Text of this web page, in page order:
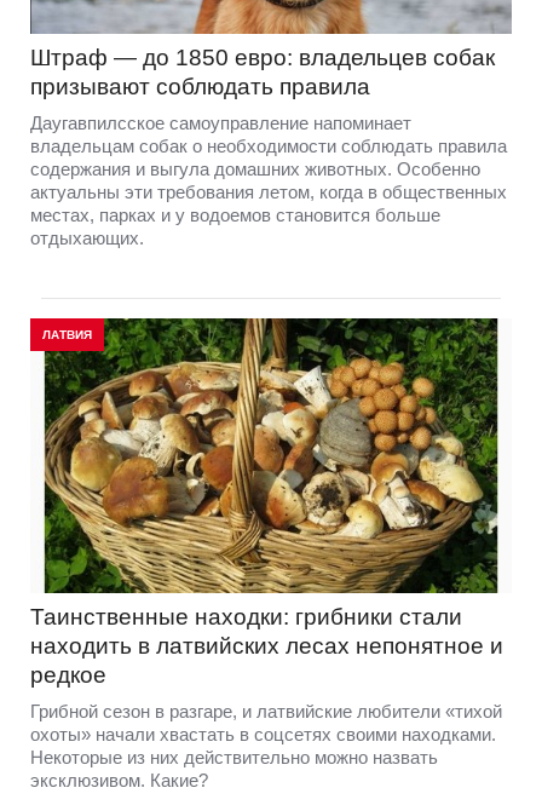
Штраф — до 1850 евро: владельцев собак
призывают соблюдать правила
Даугавпилсское самоуправление напоминает
владельцам собак о необходимости соблюдать правила
содержания и выгула домашних животных. Особенно
актуальны эти требования летом, когда в общественных
местах, парках и у водоемов становится больше
отдыхающих.
ЛАТВИЯ
Таинственные находки: грибники стали
находить в латвийских лесах непонятное и
редкое
Грибной сезон в разгаре, и латвийские любители «тихой
охоты» начали хвастать в соцсетях своими находками.
Некоторые из них действительно можно назвать
эксклюзивом. Какие?